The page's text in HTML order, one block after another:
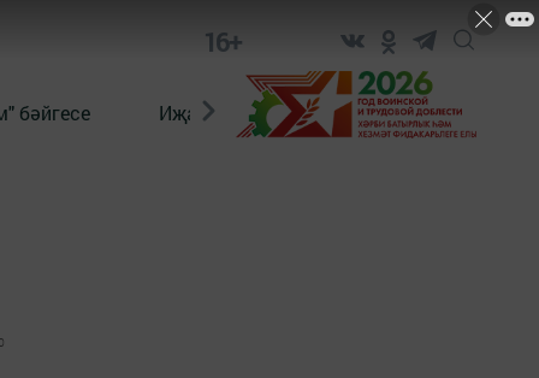
16+
бәйгесе Иҗат Реклама Онлайн